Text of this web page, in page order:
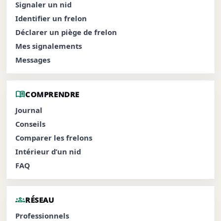
Signaler un nid
Identifier un frelon
Déclarer un piège de frelon
Mes signalements
Messages
menu_bookCOMPRENDRE
Journal
Conseils
Comparer les frelons
Intérieur d’un nid
FAQ
groupsRÉSEAU
Professionnels